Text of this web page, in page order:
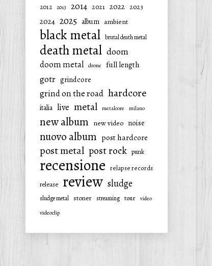
2012 2013 2014 2021 2022 2023
2024 2025 album ambient
black metal brutal death metal
death metal doom
doom metal drone full length
gotr grindcore
grind on the road hardcore
italia live metal metalcore milano
new album new video noise
nuovo album post hardcore
post metal post rock punk
recensione relapse records
release
review sludge
sludge metal stoner streaming tour
video
videoclip